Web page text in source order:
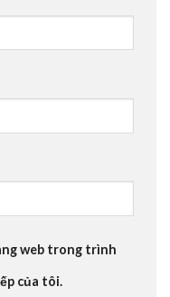
web trong trình
của tôi.